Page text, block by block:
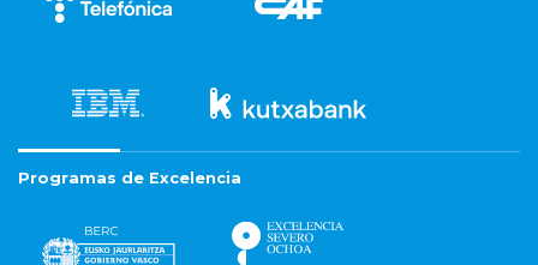
Programas de Excelencia